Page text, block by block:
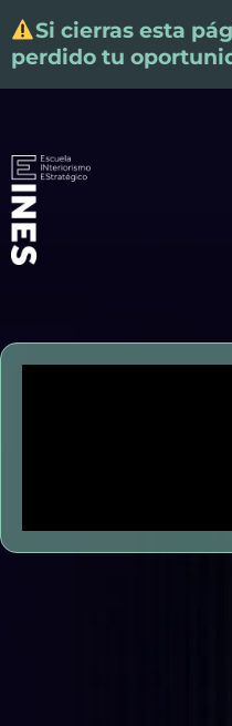
Si cierras esta
perdido tu